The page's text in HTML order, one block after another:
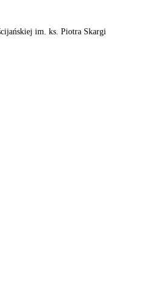
im. ks. Piotra Skargi